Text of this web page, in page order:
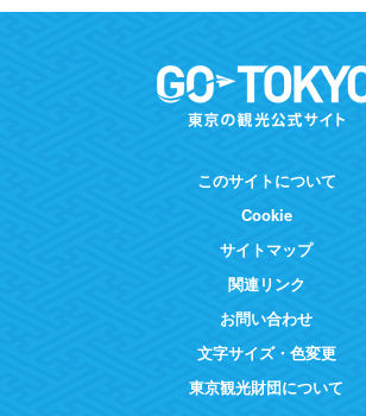
このサイトについて
Cookie
サイトマップ
関連リンク
お問い合わせ
文字サイズ・色変更
東京観光財団について